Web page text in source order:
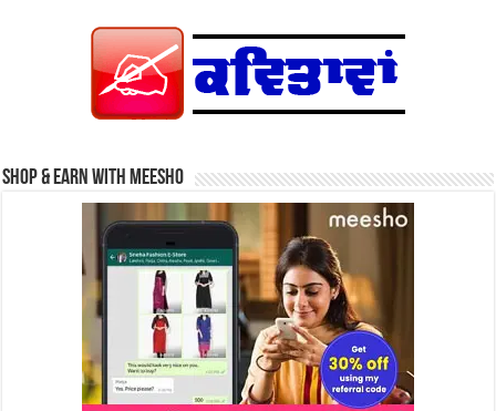
Shop & Earn with Meesho